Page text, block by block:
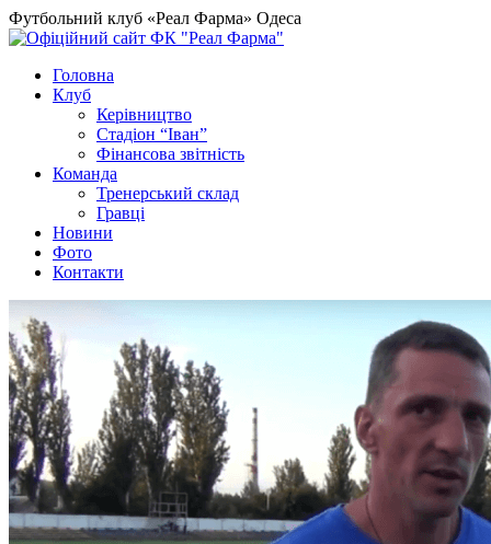
Футбольний клуб «Реал Фарма» Одеса
Головна
Клуб
Керівництво
Стадіон “Іван”
Фінансова звітність
Команда
Тренерський склад
Гравці
Новини
Фото
Контакти